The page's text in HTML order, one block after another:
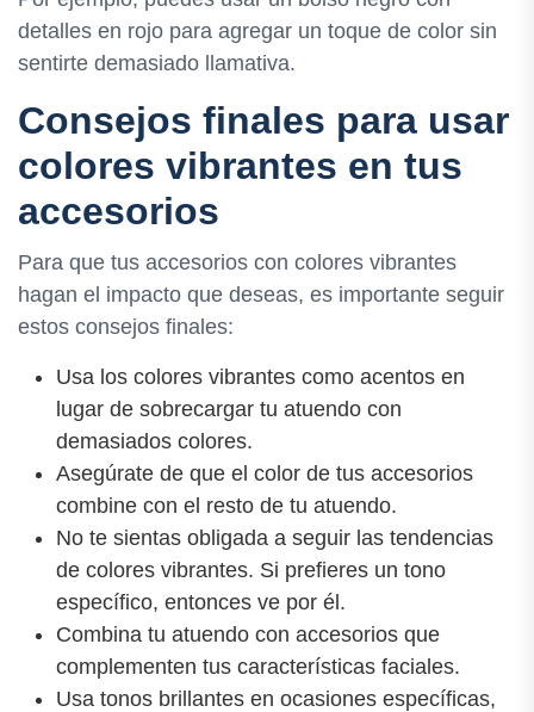
detalles en rojo para agregar un toque de color sin
sentirte demasiado llamativa.
Consejos finales para usar
colores vibrantes en tus
accesorios
Para que tus accesorios con colores vibrantes
hagan el impacto que deseas, es importante seguir
estos consejos finales:
Usa los colores vibrantes como acentos en
lugar de sobrecargar tu atuendo con
demasiados colores.
Asegúrate de que el color de tus accesorios
combine con el resto de tu atuendo.
No te sientas obligada a seguir las tendencias
de colores vibrantes. Si prefieres un tono
específico, entonces ve por él.
Combina tu atuendo con accesorios que
complementen tus características faciales.
Usa tonos brillantes en ocasiones específicas,